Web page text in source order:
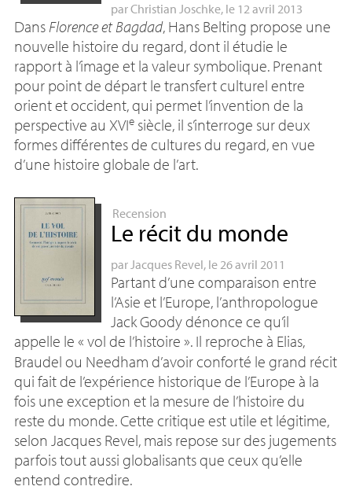
parChristian Joschke, le 12 avril 2013
Dans Florence et Bagdad, Hans Belting propose une
nouvelle histoire du regard, dont il étudie le
rapport à l’image et la valeur symbolique. Prenant
pour point de départ le transfert culturel entre
orient et occident, qui permet l’invention de la
perspective au XVIesiècle, il s’interroge sur deux
formes différentes de cultures du regard, en vue
d’une histoire globale de l’art.
Recension
Le récit du monde
parJacques Revel, le 26 avril 2011
Partant d’une comparaison entre
l’Asie et l’Europe, l’anthropologue
Jack Goody dénonce ce qu’il
appelle le « vol de l’histoire ». Il reproche à Elias,
Braudel ou Needham d’avoir conforté le grand récit
qui fait de l’expérience historique de l’Europe à la
fois une exception et la mesure de l’histoire du
reste du monde. Cette critique est utile et légitime,
selon Jacques Revel, mais repose sur des jugements
parfois tout aussi globalisants que ceux qu’elle
entend contredire.